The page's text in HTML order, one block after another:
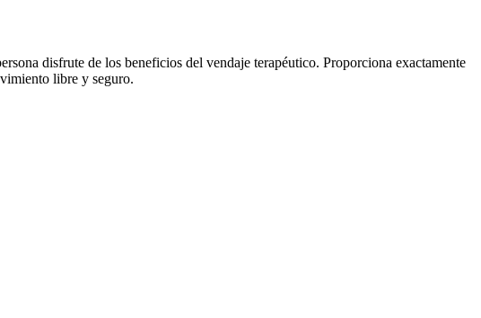
disfrute de los beneficios del vendaje terapéutico. Proporciona exactamente
libre y seguro.